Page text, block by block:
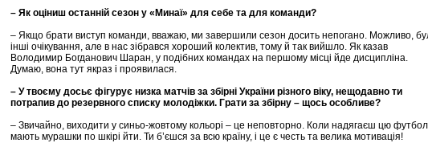
– Як оціниш останній сезон у «Минаї» для себе та для команди?
– Якщо брати виступ команди, вважаю, ми завершили сезон досить непогано. Можливо,
інші очікування, але в нас зібрався хороший колектив, тому й так вийшло. Як казав
Володимир Богданович Шаран, у подібних командах на першому місці йде дисципліна.
Думаю, вона тут якраз і проявилася.
– У твоєму досьє фігурує низка матчів за збірні України різного віку, нещодавно ти
потрапив до резервного списку молодіжки. Грати за збірну – щось особливе?
– Звичайно, виходити у синьо-жовтому кольорі – це неповторно. Коли надягаєш цю
мають мурашки по шкірі йти. Ти б’єшся за всю країну, і це є честь та велика мотивація!